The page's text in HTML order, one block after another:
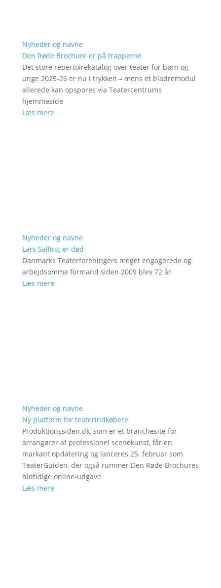
Nyheder og navne
Den Røde Brochure er på trapperne
Det store repertoirekatalog over teater for børn og
unge 2025-26 er nu i trykken – mens et bladremodul
allerede kan opspores via Teatercentrums
hjemmeside
Læs mere
Nyheder og navne
Lars Salling er død
Danmarks Teaterforeningers meget engagerede og
arbejdsomme formand siden 2009 blev 72 år
Læs mere
Nyheder og navne
Ny platform for teaterindkøbere
Produktionssiden.dk, som er et branchesite for
arrangører af professionel scenekunst, får en
markant opdatering og lanceres 25. februar som
TeaterGuiden, der også rummer Den Røde Brochures
hidtidige online-udgave
Læs mere